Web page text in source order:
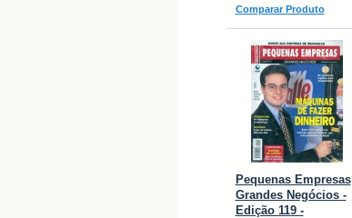
Comparar Produto
Pequenas Empresas
Grandes Negócios -
Edição 119 -